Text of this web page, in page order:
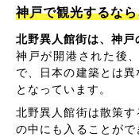
神戸で観光するな
北野異人館街は、神戸
神戸が開港された後
で、日本の建築とは
となっています。
北野異人館街は散策
の中にも入ることが